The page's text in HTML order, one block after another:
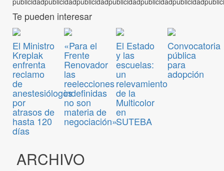
Te pueden interesar
El Ministro
Kreplak
enfrenta
reclamo
de
anestesiólogos
por
atrasos de
hasta 120
días
«Para el
Frente
Renovador
las
reelecciones
indefinidas
no son
materia de
negociación»
El Estado
y las
escuelas:
un
relevamiento
de la
Multicolor
en
SUTEBA
Convocatoria
pública
para
adopción
ARCHIVO